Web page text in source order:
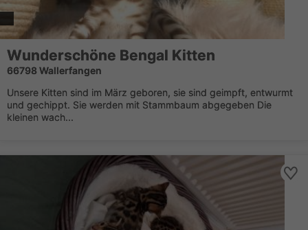
Wunderschöne Bengal Kitten
66798 Wallerfangen
Unsere Kitten sind im März geboren, sie sind geimpft, entwurmt
und gechippt. Sie werden mit Stammbaum abgegeben Die
kleinen wach...